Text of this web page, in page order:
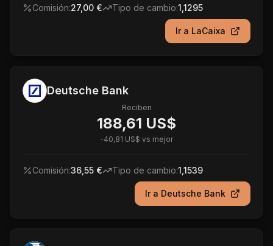
Comisión:27,00 € Tipo de cambio:1,1295
Ir a LaCaixa
Deutsche Bank
Reciben
188,61 US$
-40,81 US$ vs mejor
Comisión:36,55 € Tipo de cambio:1,1539
Ir a Deutsche Bank